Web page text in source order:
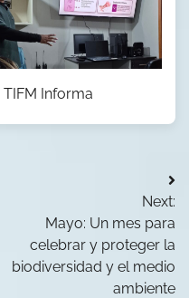
TIFM Informa
Next:
Mayo: Un mes para
celebrar y proteger la
biodiversidad y el medio
ambiente